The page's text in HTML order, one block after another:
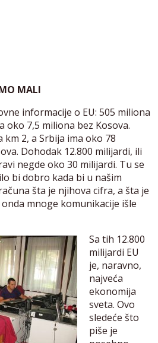
MALI
informacije o EU: 505 miliona
oko 7,5 miliona bez Kosova.
2, a Srbija ima oko 78
Dohodak 12.800 milijardi, ili
negde oko 30 milijardi. Tu se
bi dobro kada bi u našim
šta je njihova cifra, a šta je
mnoge komunikacije išle
Sa tih 12.800
milijardi EU
je, naravno,
najveća
ekonomija
sveta. Ovo
sledeće što
piše je